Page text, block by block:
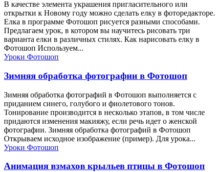
В качестве элемента украшения пригласительного или
открытки к Новому году можно сделать елку в фоторедакторе.
Елка в программе Фотошоп рисуется разными способами.
Предлагаем урок, в котором вы научитесь рисовать три
варианта елки в различных стилях. Как нарисовать елку в
Фотошоп Используем...
Уроки Фотошоп
Зимняя обработка фотографии в Фотошоп
Зимняя обработка фотографий в Фотошоп выполняется с
приданием синего, голубого и фиолетового тонов.
Тонирование производится в несколько этапов, в том числе
придаются изменения макияжу, если речь идет о женской
фотографии. Зимняя обработка фотографий в Фотошоп
Открываем исходное изображение (пример). Для урока...
Уроки Фотошоп
Анимация взмахов крыльев птицы в Фотошоп